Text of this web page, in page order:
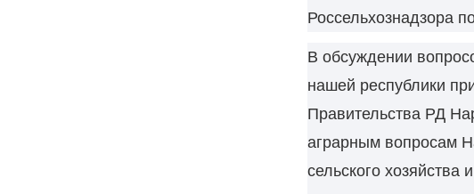
Россельхознадзора
В обсуждении
нашей республики
Правительства РД
аграрным вопросам
сельского